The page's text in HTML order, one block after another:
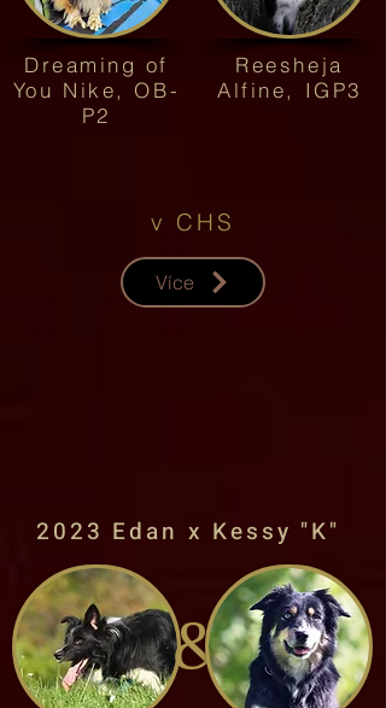
Dreaming of
You Nike, OB-
P2
Reesheja
Alfine, IGP3
v CHS
Více
2023 Edan x Kessy "K"
&